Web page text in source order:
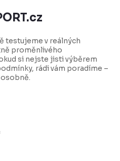
testujeme v reálných
proměnlivého
si nejste jisti výběrem
rádi vám poradíme –